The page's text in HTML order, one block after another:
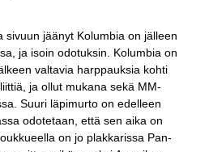
sivuun jäänyt Kolumbia on jälleen
ja isoin odotuksin. Kolumbia on
valtavia harppauksia kohti
ja ollut mukana sekä MM-
Suuri läpimurto on edelleen
odotetaan, että sen aika on
on jo plakkarissa Pan-